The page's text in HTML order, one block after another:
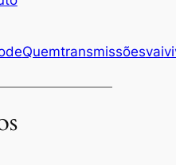
Quemtransmissõesvai